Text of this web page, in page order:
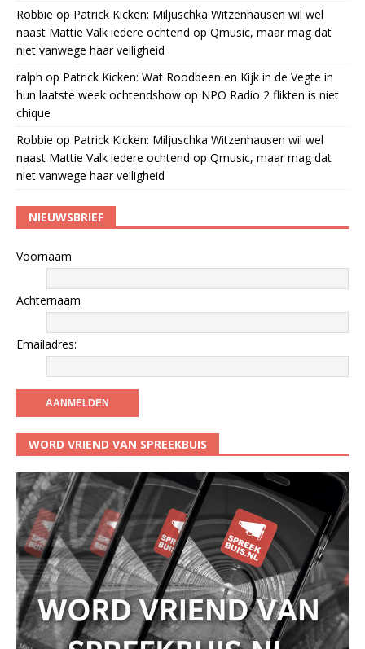
Robbie op Patrick Kicken: Miljuschka Witzenhausen wil wel
naast Mattie Valk iedere ochtend op Qmusic, maar mag dat
niet vanwege haar veiligheid
ralph op Patrick Kicken: Wat Roodbeen en Kijk in de Vegte in
hun laatste week ochtendshow op NPO Radio 2 flikten is niet
chique
Robbie op Patrick Kicken: Miljuschka Witzenhausen wil wel
naast Mattie Valk iedere ochtend op Qmusic, maar mag dat
niet vanwege haar veiligheid
NIEUWSBRIEF
Voornaam
Achternaam
Emailadres:
WORD VRIEND VAN SPREEKBUIS